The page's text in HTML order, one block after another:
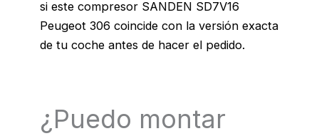
si este compresor SANDEN SD7V16
Peugeot 306 coincide con la versión exacta
de tu coche antes de hacer el pedido.
¿Puedo montar